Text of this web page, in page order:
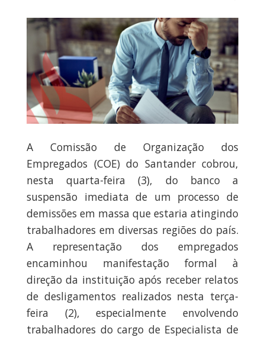
A Comissão de Organização dos
Empregados (COE) do Santander cobrou,
nesta quarta-feira (3), do banco a
suspensão imediata de um processo de
demissões em massa que estaria atingindo
trabalhadores em diversas regiões do país.
A representação dos empregados
encaminhou manifestação formal à
direção da instituição após receber relatos
de desligamentos realizados nesta terça-
feira (2), especialmente envolvendo
trabalhadores do cargo de Especialista de